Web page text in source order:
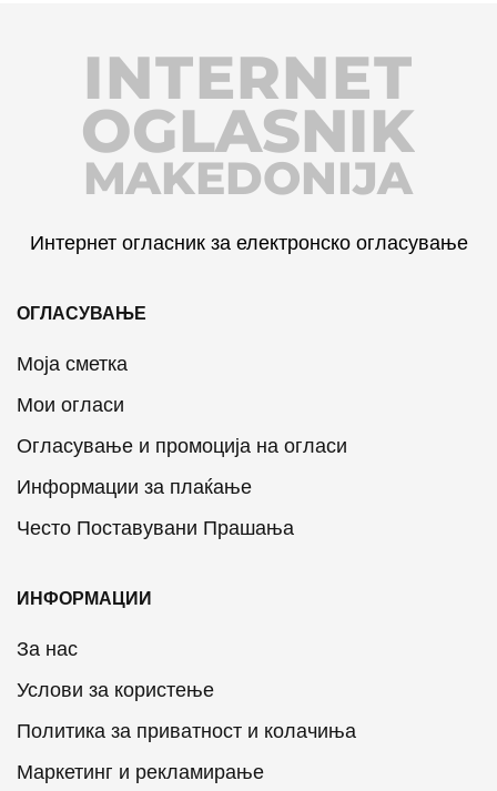
INTERNET
MAKEDONIJA
OGLASNIK
Интернет огласник за електронско огласување
ОГЛАСУВАЊЕ
Моја сметка
Мои огласи
Огласување и промоција на огласи
Информации за плаќање
Често Поставувани Прашања
ИНФОРМАЦИИ
За нас
Услови за користење
Политика за приватност и колачиња
Маркетинг и рекламирање